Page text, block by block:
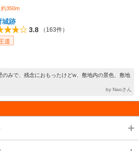
約350m
城跡
3.8
（163件）
道
のみで、残念におもったけどw、敷地内の景色、敷地
by Naoさん